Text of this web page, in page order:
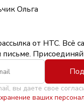
Ольга
от НТС. Всё
вы даете свое
ваших